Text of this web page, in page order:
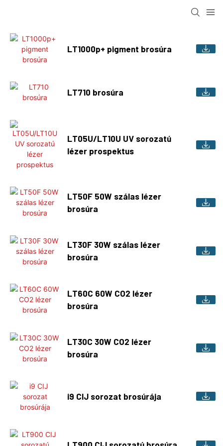
LT1000p+ pigment brosúra
LT710 brosúra
LT05U/LT10U UV sorozatú
lézer prospektus
LT50F 50W szálas lézer
brosúra
LT30F 30W szálas lézer
brosúra
LT60C 60W CO2 lézer
brosúra
LT30C 30W CO2 lézer
brosúra
i9 CIJ sorozat brosúrája